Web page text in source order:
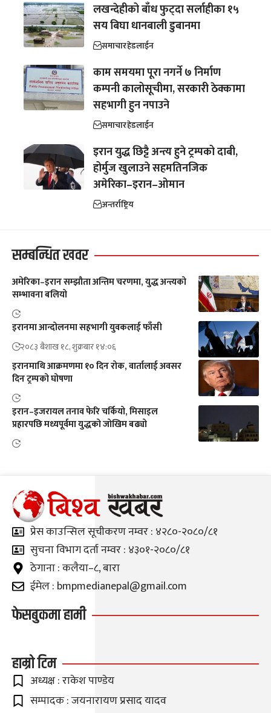
लखन्देहीको बाँध फुट्दा सर्लाहीका १५
सय बिघा धानबाली डुबानमा
समाचारहेडलाईन
काम समयमा पूरा नगर्ने ७ निर्माण
कम्पनी कालोसूचीमा, सरकारी ठेक्कामा
सहभागी हुन नपाउने
समाचारहेडलाईन
इरान युद्ध छिट्टै अन्त्य हुने ट्रम्पको दाबी,
होर्मुज खुलाउने सहमतिनजिक
अमेरिका–इरान–ओमान
अन्तर्राष्ट्रिय
सम्बन्धित खवर
अमेरिका–इरान सम्झौता अन्तिम चरणमा, युद्ध अन्त्यको
सम्भावना बलियो
इरानमा आन्दोलनमा सहभागी युवकलाई फाँसी
२०८३ बैशाख १८, शुक्रबार १४:०६
इरानमाथि आक्रमणमा १० दिन रोक, वार्तालाई अवसर
दिन ट्रम्पको घोषणा
इरान–इजरायल तनाव फेरि चर्कियो, मिसाइल
प्रहारपछि मध्यपूर्वमा युद्धको जोखिम बढ्यो
प्रेस काउन्सिल सूचीकरण नम्वर : ४२८०-२०८०/८१
सुचना विभाग दर्ता नम्वर : ४३०१-२०८०/८१
ठेगाना : कलैया–८, बारा
ईमेल : bmpmedianepal@gmail.com
फेसबुकमा हामी
हाम्रो टिम
अध्यक्ष : राकेश पाण्डेय
सम्पादक : जयनारायण प्रसाद यादव